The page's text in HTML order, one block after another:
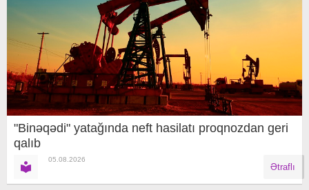
"Binəqədi" yatağında neft hasilatı proqnozdan geri
qalıb
05.08.2026
Ətraflı